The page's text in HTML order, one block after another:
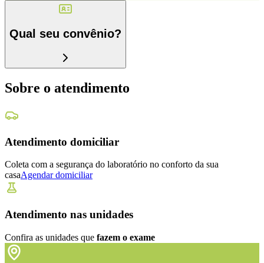
Qual seu convênio?
Sobre o atendimento
Atendimento domiciliar
Coleta com a segurança do laboratório no conforto da sua
casaAgendar domiciliar
Atendimento nas unidades
Confira as unidades que fazem o exame